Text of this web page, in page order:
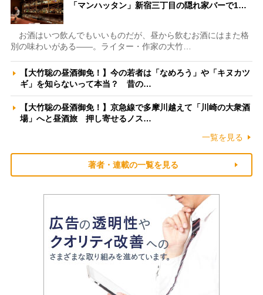
「マンハッタン」新宿三丁目の隠れ家バーで1…
お酒はいつ飲んでもいいものだが、昼から飲むお酒にはまた格
別の味わいがある――。ライター・作家の大竹…
【大竹聡の昼酒御免！】今の若者は「なめろう」や「キヌカツ
ギ」を知らないって本当？ 昔の…
【大竹聡の昼酒御免！】京急線で多摩川越えて「川崎の大衆酒
場」へと昼酒旅 押し寄せるノス…
一覧を見る
著者・連載の一覧を見る